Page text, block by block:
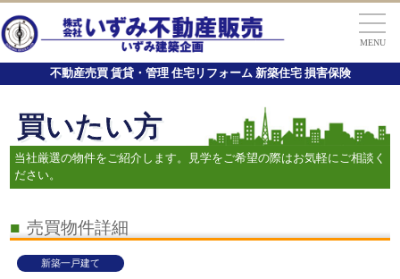
MENU
不動産売買 賃貸・管理 住宅リフォーム 新築住宅 損害保険
買いたい方
当社厳選の物件をご紹介します。見学をご希望の際はお気軽にご相談く
ださい。
■ 売買物件詳細
新築一戸建て